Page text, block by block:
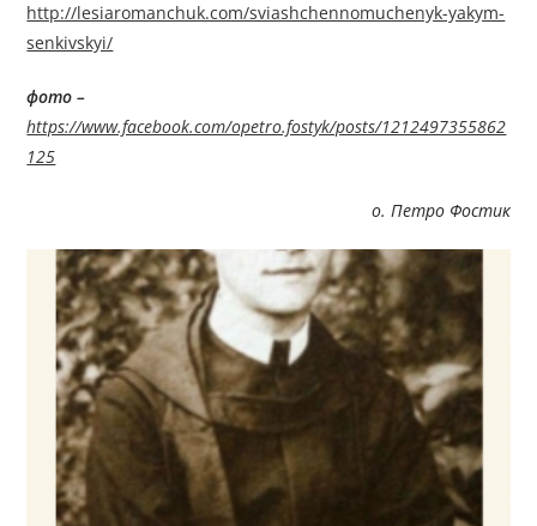
http://lesiaromanchuk.com/sviashchennomuchenyk-yakym-
senkivskyi/
фото –
https://www.facebook.com/opetro.fostyk/posts/1212497355862
125
о. Петро Фостик